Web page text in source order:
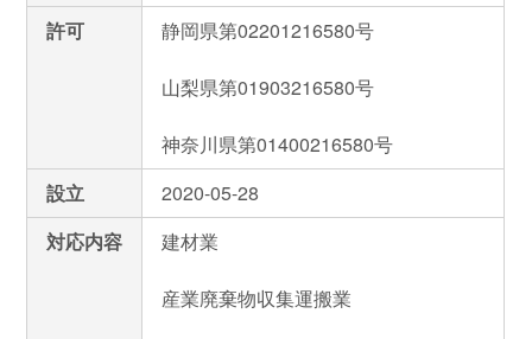
許可
静岡県第02201216580号
山梨県第01903216580号
神奈川県第01400216580号
設立
2020-05-28
対応内容
建材業
産業廃棄物収集運搬業